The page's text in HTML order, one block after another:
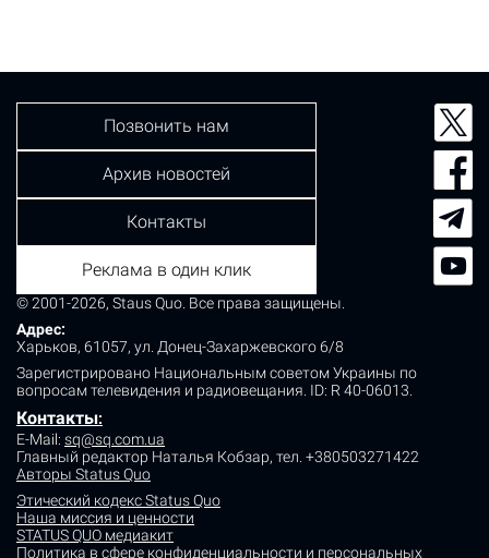
© 2001-2026, Staus Quo. Все права защищены.
Адрес:
Харьков, 61057, ул. Донец-Захаржевского 6/8
Зарегистрировано Национальным советом Украины по
вопросам телевидения и радиовещания. ID: R 40-06013.
Контакты:
E-Mail: sq@sq.com.ua
Главный редактор Наталья Кобзар, тел. +380503271422
Авторы Status Quo
Этический кодекс Status Quo
Наша миссия и ценности
STATUS QUO медиакит
Политика в сфере конфиденциальности и персональных
Позвонить нам
Архив новостей
Контакты
Реклама в один клик